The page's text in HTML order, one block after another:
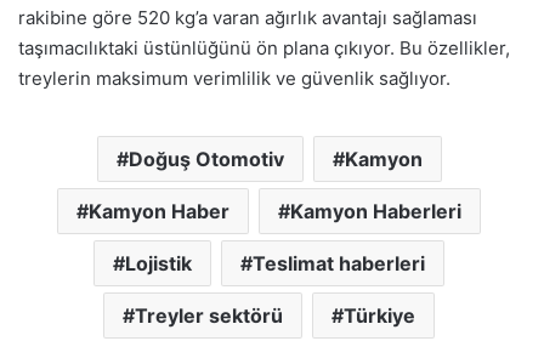
rakibine göre 520 kg’a varan ağırlık avantajı sağlaması
taşımacılıktaki üstünlüğünü ön plana çıkıyor. Bu özellikler,
treylerin maksimum verimlilik ve güvenlik sağlıyor.
Doğuş Otomotiv Kamyon
Kamyon Haber Kamyon Haberleri
Lojistik Teslimat haberleri
Treyler sektörü Türkiye